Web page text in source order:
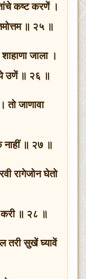
कष्ट करणें ।
॥ २५ ॥
जाला ।
उणें ॥ २६ ॥
जाणावा
नाहीं ॥ २७ ॥
रागेजोन घेतो
करी ॥ २८ ॥
तरी सुखें घ्यावें